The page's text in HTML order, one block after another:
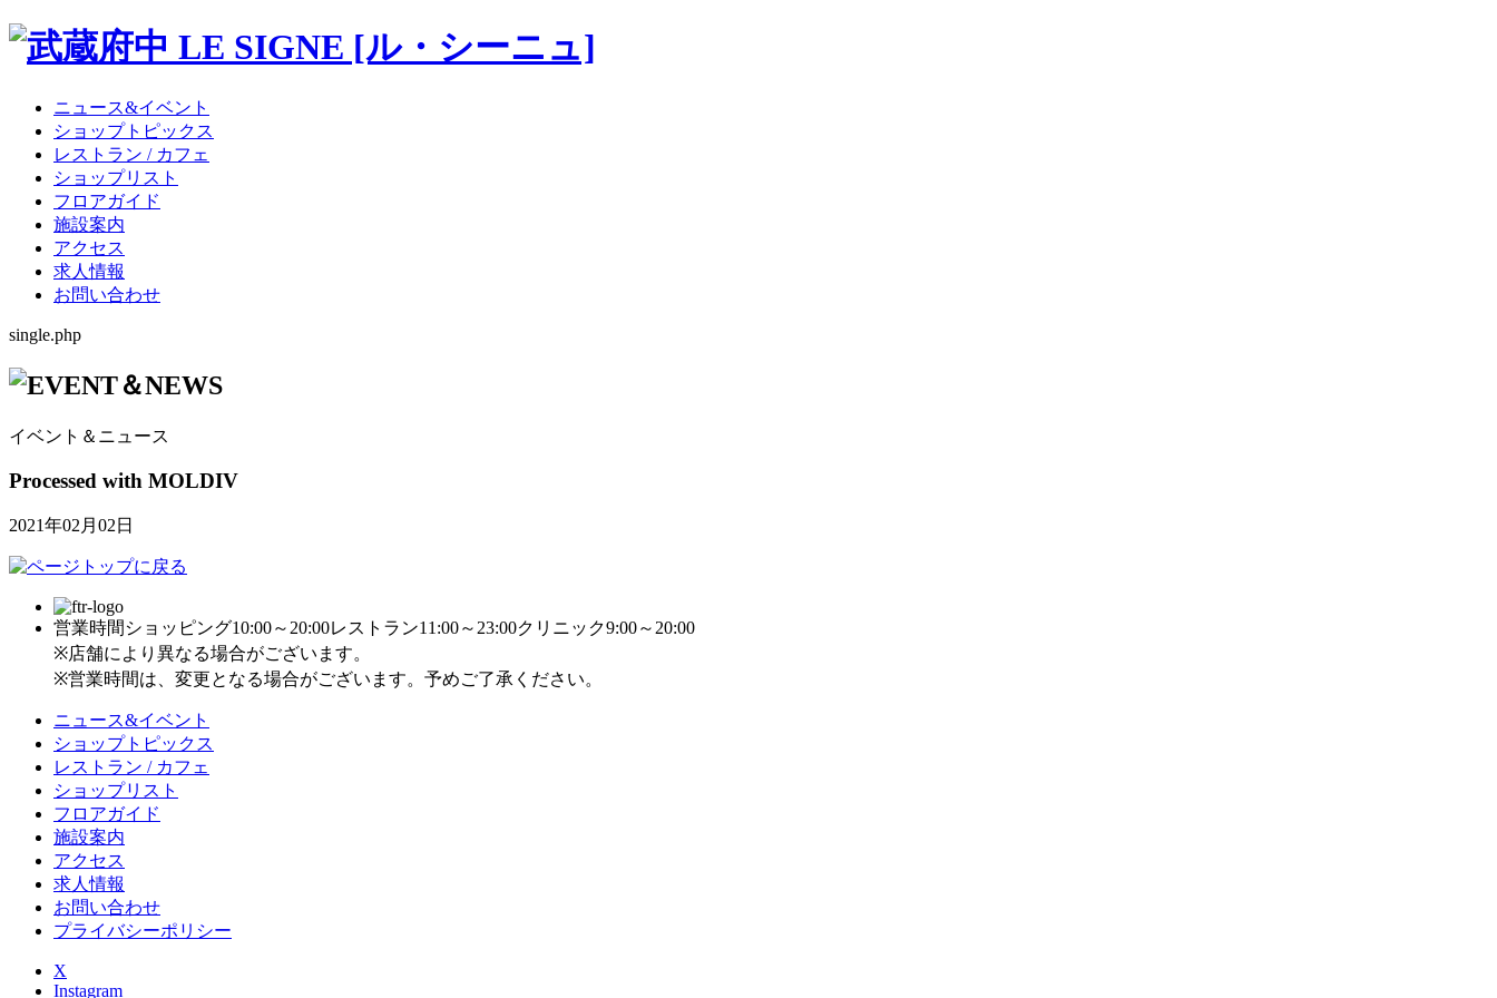
ニュース&イベント
ショップトピックス
レストラン / カフェ
ショップリスト
フロアガイド
施設案内
アクセス
求人情報
お問い合わせ
single.php
イベント＆ニュース
Processed with MOLDIV
2021年02月02日
営業時間 ショッピング10:00～20:00レストラン11:00～23:00クリニック9:00～20:00
※店舗により異なる場合がございます。
※営業時間は、変更となる場合がございます。予めご了承ください。
ニュース&イベント
ショップトピックス
レストラン / カフェ
ショップリスト
フロアガイド
施設案内
アクセス
求人情報
お問い合わせ
プライバシーポリシー
X
Instagram